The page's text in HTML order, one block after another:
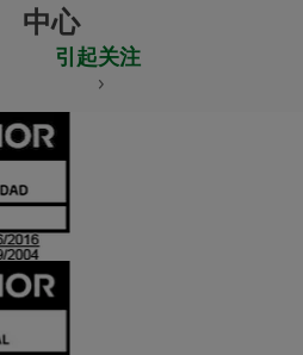
中心
引起关注